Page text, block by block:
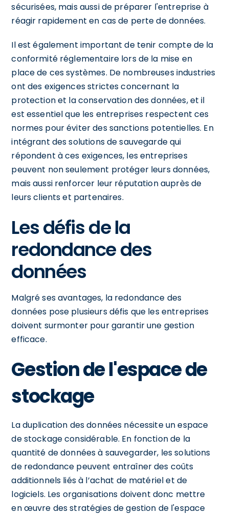
sécurisées, mais aussi de préparer l'entreprise à
réagir rapidement en cas de perte de données.
Il est également important de tenir compte de la
conformité réglementaire lors de la mise en
place de ces systèmes. De nombreuses industries
ont des exigences strictes concernant la
protection et la conservation des données, et il
est essentiel que les entreprises respectent ces
normes pour éviter des sanctions potentielles. En
intégrant des solutions de sauvegarde qui
répondent à ces exigences, les entreprises
peuvent non seulement protéger leurs données,
mais aussi renforcer leur réputation auprès de
leurs clients et partenaires.
Les défis de la
redondance des
données
Malgré ses avantages, la redondance des
données pose plusieurs défis que les entreprises
doivent surmonter pour garantir une gestion
efficace.
Gestion de l'espace de
stockage
La duplication des données nécessite un espace
de stockage considérable. En fonction de la
quantité de données à sauvegarder, les solutions
de redondance peuvent entraîner des coûts
additionnels liés à l’achat de matériel et de
logiciels. Les organisations doivent donc mettre
en œuvre des stratégies de gestion de l'espace